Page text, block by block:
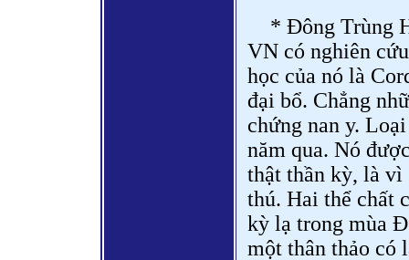
* Đông Trùng
VN có nghiên
học của nó là
đại bổ. Chẳng
chứng nan y.
năm qua. Nó
thật thần kỳ, là vì
thú. Hai thể chất
kỳ lạ trong mùa
một thân thảo có